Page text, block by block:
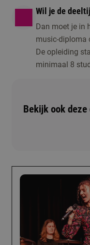
Wil je de
Dan moet je in
music-diploma
De opleiding
minimaal 8
Bekijk ook